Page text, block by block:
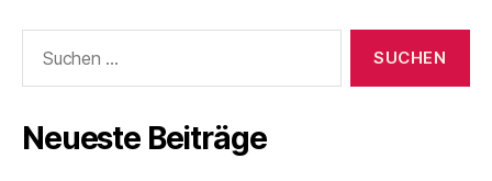
nach:
Neueste Beiträge